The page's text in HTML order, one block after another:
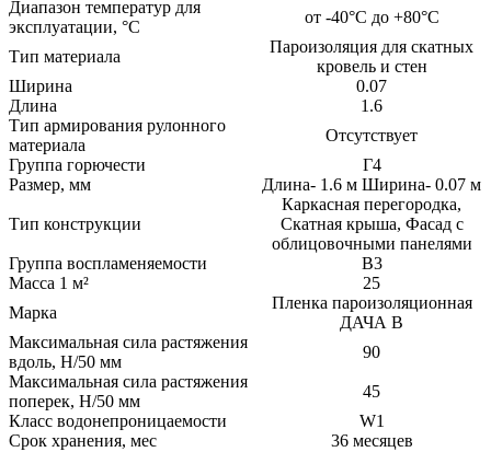
Диапазон температур для
эксплуатации, °С
от -40°С до +80°С
Тип материала
Пароизоляция для скатных
кровель и стен
Ширина
0.07
Длина
1.6
Тип армирования рулонного
материала
Отсутствует
Группа горючести
Г4
Размер, мм
Длина- 1.6 м Ширина- 0.07 м
Тип конструкции
Каркасная перегородка,
Скатная крыша, Фасад с
облицовочными панелями
Группа воспламеняемости
В3
Масса 1 м²
25
Марка
Пленка пароизоляционная
ДАЧА В
Максимальная сила растяжения
вдоль, Н/50 мм
90
Максимальная сила растяжения
поперек, Н/50 мм
45
Класс водонепроницаемости
W1
Срок хранения, мес
36 месяцев